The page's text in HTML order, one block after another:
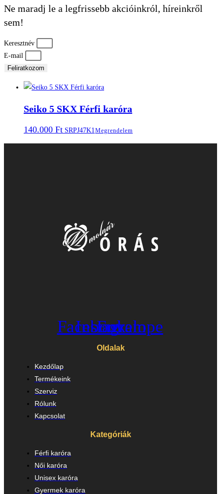
Ne maradj le a legfrissebb akcióinkról, híreinkről
sem!
Keresztnév
E-mail
Feliratkozom
Seiko 5 SKX Férfi karóra
140.000 Ft SRPJ47K1 Megrendelem
Facebook
Instagram
Envelope
Oldalak
Kezdőlap
Termékeink
Szerviz
Rólunk
Kapcsolat
Kategóriák
Férfi karóra
Női karóra
Unisex karóra
Gyermek karóra